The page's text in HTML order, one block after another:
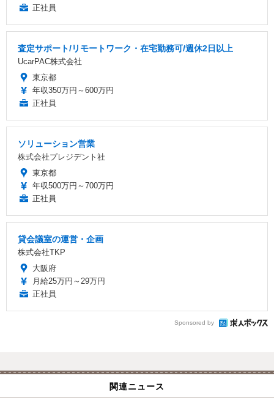
正社員
査定サポート/リモートワーク・在宅勤務可/週休2日以上
UcarPAC株式会社
東京都
年収350万円～600万円
正社員
ソリューション営業
株式会社プレジデント社
東京都
年収500万円～700万円
正社員
貸会議室の運営・企画
株式会社TKP
大阪府
月給25万円～29万円
正社員
Sponsored by
関連ニュース